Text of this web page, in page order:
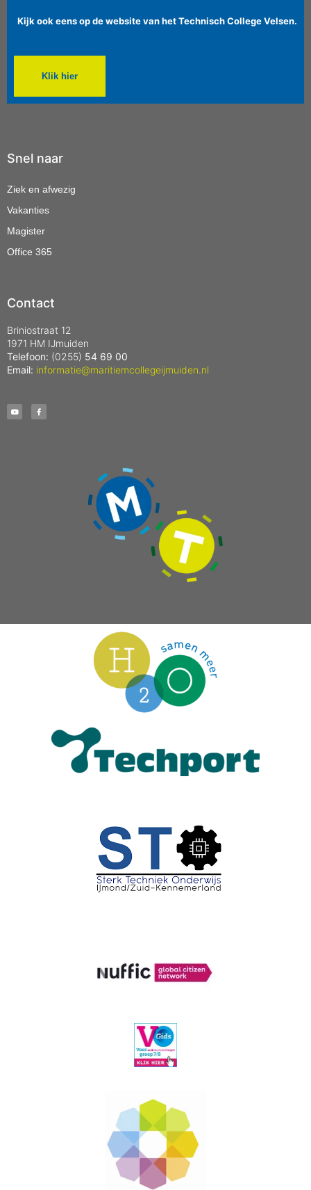
Kijk ook eens op de website van het Technisch College Velsen.
Klik hier
Snel naar
Ziek en afwezig
Vakanties
Magister
Office 365
Contact
Briniostraat 12
1971 HM IJmuiden
Telefoon: (0255) 54 69 00
Email: informatie@maritiemcollegeijmuiden.nl